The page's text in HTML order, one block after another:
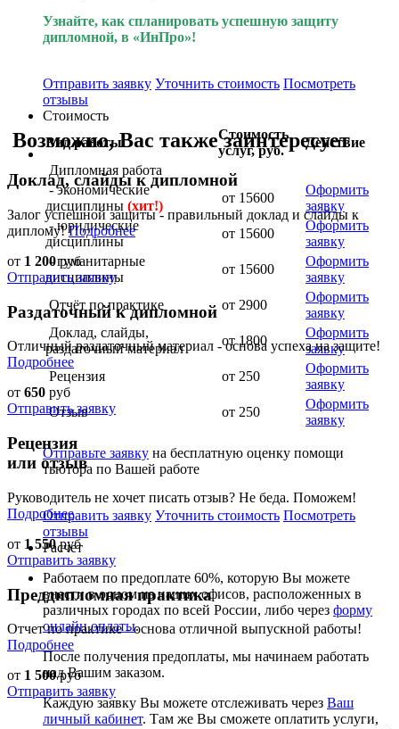
Узнайте, как спланировать успешную защиту
дипломной, в «ИнПро»!
Отправить заявку Уточнить стоимость Посмотреть
отзывы
Стоимость
Вид работы
Стоимость
услуг, руб.
Действие
Дипломная работа
- экономические
дисциплины (хит!)
от 15600
Оформить
заявку
- юридические
дисциплины
от 15600
Оформить
заявку
- гуманитарные
дисциплины
от 15600
Оформить
заявку
Отчёт по практике
от 2900
Оформить
заявку
Доклад, слайды,
раздаточный материал
от 1800
Оформить
заявку
Рецензия
от 250
Оформить
заявку
Отзыв
от 250
Оформить
заявку
Отправьте заявку на бесплатную оценку помощи
тьютора по Вашей работе
Отправить заявку Уточнить стоимость Посмотреть
отзывы
Расчет
Работаем по предоплате 60%, которую Вы можете
внести в одном из наших офисов, расположенных в
различных городах по всей России, либо через форму
онлайн оплаты.
После получения предоплаты, мы начинаем работать
над Вашим заказом.
Каждую заявку Вы можете отслеживать через Ваш
личный кабинет. Там же Вы сможете оплатить услуги,
Возможно, Вас также заинтересует
Доклад, слайды к дипломной
Залог успешной защиты - правильный доклад и слайды к
диплому!Подробнее
от 1 200руб
Отправить заявку
Раздаточный к дипломной
Отличный раздаточный материал - основа успеха на защите!
Подробнее
от 650 руб
Отправить заявку
Рецензия
или отзыв
Руководитель не хочет писать отзыв? Не беда. Поможем!
Подробнее
от 1 550руб
Отправить заявку
Преддипломная практика
Отчет по практике - основа отличной выпускной работы!
Подробнее
от 1 500руб
Отправить заявку